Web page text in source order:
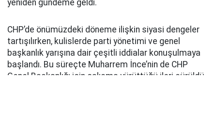
yeniden gündeme geldi.
CHP’de önümüzdeki döneme ilişkin siyasi dengeler
tartışılırken, kulislerde parti yönetimi ve genel
başkanlık yarışına dair çeşitli iddialar konuşulmaya
başlandı. Bu süreçte Muharrem İnce’nin de CHP
Genel Başkanlığı için çalışma yürüttüğü ileri sürüldü.